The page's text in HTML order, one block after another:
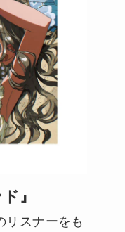
』
リスナーをも